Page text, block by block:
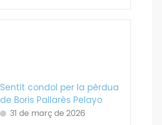
Sentit condol per la pèrdua
de Boris Pallarès Pelayo
31 de març de 2026